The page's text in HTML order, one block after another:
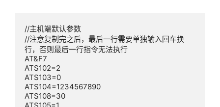
//主机端默认参数
//注意复制完之后，最后一行需要单独输入回车换
行，否则最后一行指令无法执行
AT&F7
ATS102=2
ATS103=0
ATS104=1234567890
ATS108=30